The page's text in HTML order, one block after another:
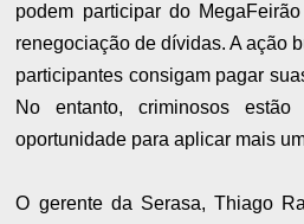
podem participar do
renegociação de dívidas. A ação
participantes consigam pagar
No entanto, criminosos
oportunidade para aplicar mais
O gerente da Serasa, Thiago